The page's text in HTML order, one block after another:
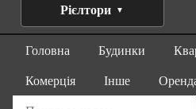
Рієлтори
Головна Будинки
Комерція
Інше